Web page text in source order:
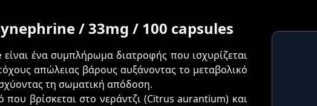
/ 33mg / 100 capsules
είναι ένα συμπλήρωμα διατροφής που ισχυρίζεται
απώλειας βάρους αυξάνοντας το μεταβολικό
τη σωματική απόδοση.
που βρίσκεται στο νεράντζι (Citrus aurantium) και